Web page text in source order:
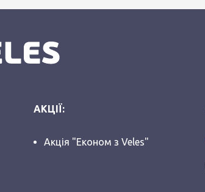
АКЦІЇ:
Акція "Економ з Veles"